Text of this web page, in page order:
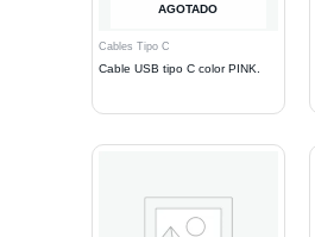
AGOTADO
Cables Tipo C
Cable USB tipo C color PINK.